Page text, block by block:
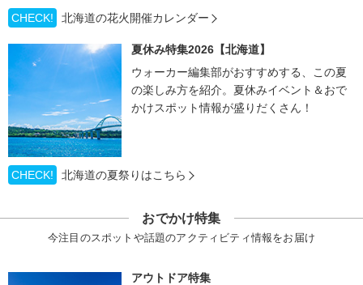
CHECK!
北海道の花火開催カレンダー
夏休み特集2026【北海道】
ウォーカー編集部がおすすめする、この夏
の楽しみ方を紹介。夏休みイベント＆おで
かけスポット情報が盛りだくさん！
CHECK! 北海道の夏祭りはこちら
おでかけ特集
今注目のスポットや話題のアクティビティ情報をお届け
アウトドア特集